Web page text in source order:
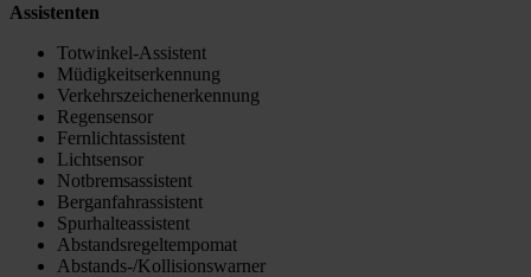
Assistenten
Totwinkel-Assistent
Müdigkeitserkennung
Verkehrszeichenerkennung
Regensensor
Fernlichtassistent
Lichtsensor
Notbremsassistent
Berganfahrassistent
Spurhalteassistent
Abstandsregeltempomat
Abstands-/Kollisionswarner